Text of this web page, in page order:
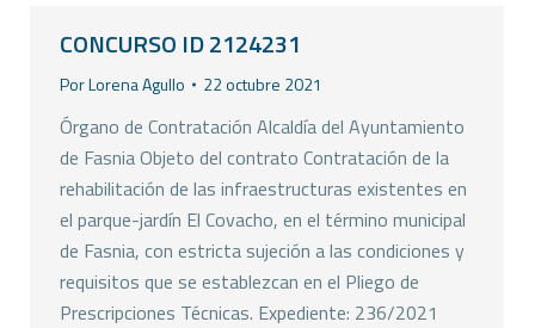
CONCURSO ID 2124231
PorLorena Agullo 22 octubre 2021
Órgano de Contratación Alcaldía del Ayuntamiento
de Fasnia Objeto del contrato Contratación de la
rehabilitación de las infraestructuras existentes en
el parque-jardín El Covacho, en el término municipal
de Fasnia, con estricta sujeción a las condiciones y
requisitos que se establezcan en el Pliego de
Prescripciones Técnicas. Expediente: 236/2021